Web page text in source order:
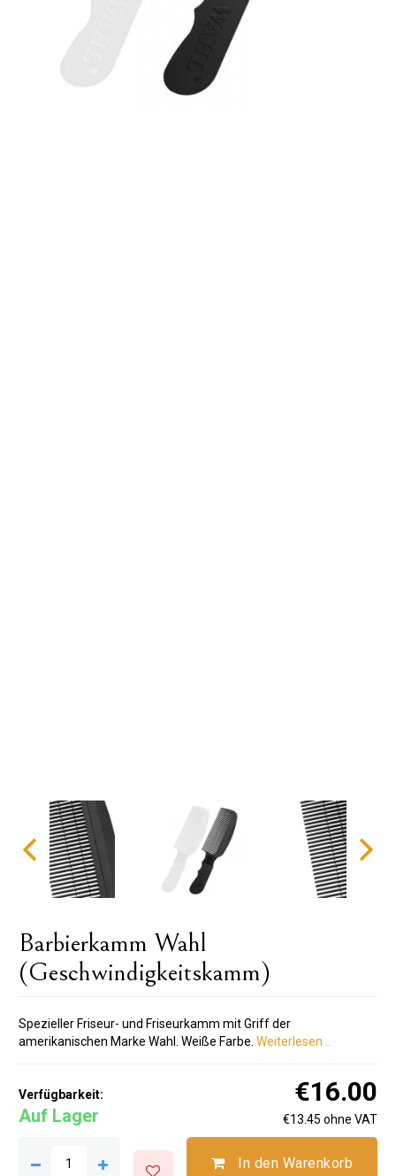
Barbierkamm Wahl
(Geschwindigkeitskamm)
Spezieller Friseur- und Friseurkamm mit Griff der
amerikanischen Marke Wahl. Weiße Farbe. Weiterlesen ..
Verfügbarkeit:
Auf Lager
€16.00
€13.45 ohne VAT
In den Warenkorb